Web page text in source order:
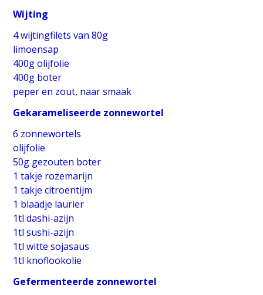
Wijting
4 wijtingfilets van 80g
limoensap
400g olijfolie
400g boter
peper en zout, naar smaak
Gekarameliseerde zonnewortel
6 zonnewortels
olijfolie
50g gezouten boter
1 takje rozemarijn
1 takje citroentijm
1 blaadje laurier
1tl dashi-azijn
1tl sushi-azijn
1tl witte sojasaus
1tl knoflookolie
Gefermenteerde zonnewortel